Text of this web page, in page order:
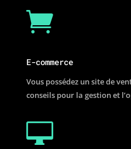

E-commerce
Vous possédez un site de
conseils pour la gestion et
